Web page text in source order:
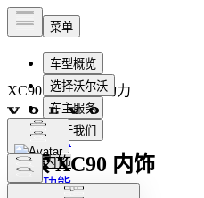
XC90 轻度混合动力
概览
内饰
功能
探索 XC90 内饰